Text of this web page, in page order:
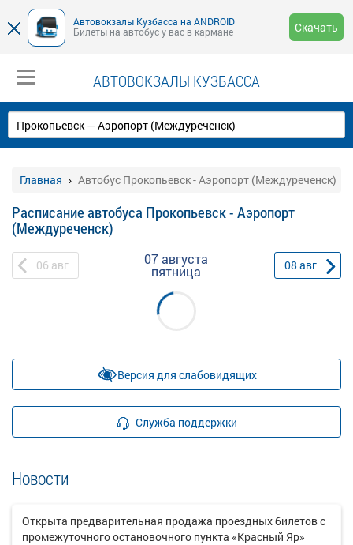
Автовокзалы Кузбасса на ANDROID
Билеты на автобус у вас в кармане
Скачать
АВТОВОКЗАЛЫ КУЗБАССА
Главная Автобус Прокопьевск - Аэропорт (Междуреченск)
Расписание автобуса Прокопьевск - Аэропорт
(Междуреченск)
06 авг 07 августа
пятница 08 авг
Версия для слабовидящих
Служба поддержки
Новости
Открыта предварительная продажа проездных билетов с
промежуточного остановочного пункта «Красный Яр»